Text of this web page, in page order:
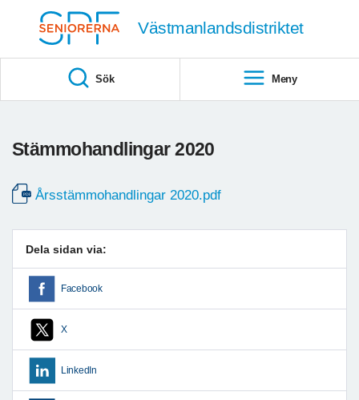
Västmanlandsdistriktet
Sök Meny
Stämmohandlingar 2020
Årsstämmohandlingar 2020.pdf
Dela sidan via:
Facebook
X
LinkedIn